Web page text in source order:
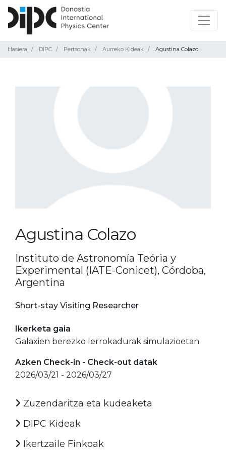
Hasiera DIPC Pertsonak Aurreko Kideak Agustina Colazo
Agustina Colazo
Instituto de Astronomía Teória y
Experimental (IATE-Conicet), Córdoba,
Argentina
Short-stay Visiting Researcher
Ikerketa gaia
Galaxien berezko lerrokadurak simulazioetan.
Azken Check-in - Check-out datak
2026/03/21 - 2026/03/27
Zuzendaritza eta kudeaketa
DIPC Kideak
Ikertzaile Finkoak